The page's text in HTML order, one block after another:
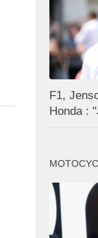
F1,
Honda :